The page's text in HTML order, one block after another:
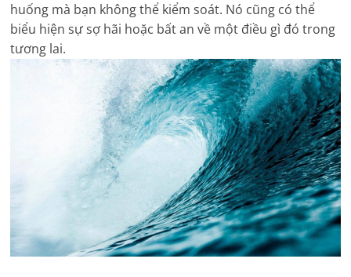
huống mà bạn không thể kiểm soát. Nó cũng có thể
biểu hiện sự sợ hãi hoặc bất an về một điều gì đó trong
tương lai.